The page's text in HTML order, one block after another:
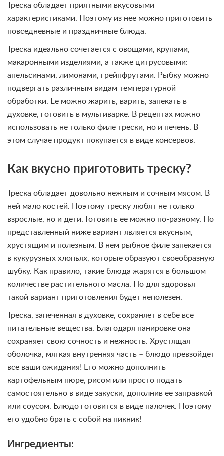
Треска обладает приятными вкусовыми
характеристиками. Поэтому из нее можно приготовить
повседневные и праздничные блюда.
Треска идеально сочетается с овощами, крупами,
макаронными изделиями, а также цитрусовыми:
апельсинами, лимонами, грейпфрутами. Рыбку можно
подвергать различным видам температурной
обработки. Ее можно жарить, варить, запекать в
духовке, готовить в мультиварке. В рецептах можно
использовать не только филе трески, но и печень. В
этом случае продукт покупается в виде консервов.
Как вкусно приготовить треску?
Треска обладает довольно нежным и сочным мясом. В
ней мало костей. Поэтому треску любят не только
взрослые, но и дети. Готовить ее можно по-разному. Но
представленный ниже вариант является вкусным,
хрустящим и полезным. В нем рыбное филе запекается
в кукурузных хлопьях, которые образуют своеобразную
шубку. Как правило, такие блюда жарятся в большом
количестве растительного масла. Но для здоровья
такой вариант приготовления будет неполезен.
Треска, запеченная в духовке, сохраняет в себе все
питательные вещества. Благодаря панировке она
сохраняет свою сочность и нежность. Хрустящая
оболочка, мягкая внутренняя часть – блюдо превзойдет
все ваши ожидания! Его можно дополнить
картофельным пюре, рисом или просто подать
самостоятельно в виде закуски, дополнив ее заправкой
или соусом. Блюдо готовится в виде палочек. Поэтому
его удобно брать с собой на пикник!
Ингредиенты: